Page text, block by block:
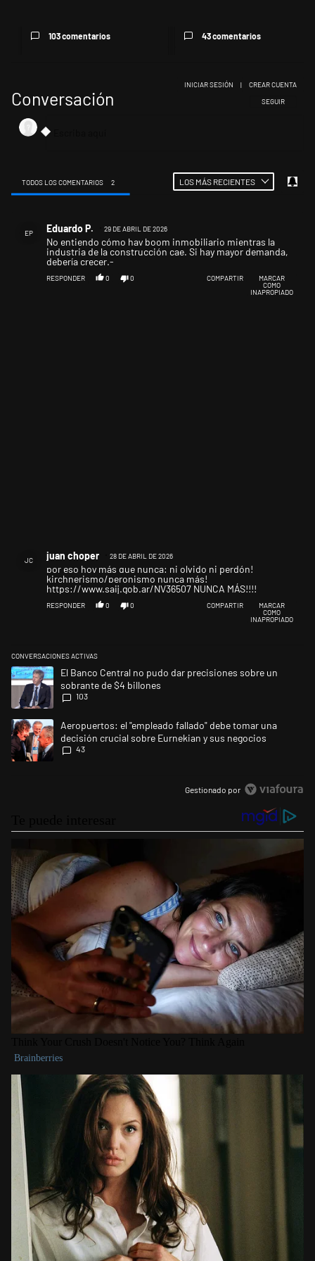
103 comentarios 43 comentarios
Conversación SIGA ESTA
SEGUIR
INICIAR SESIÓN | CREAR CUENTA
TODOS LOS COMENTARIOS 2 LOS MÁS RECIENTES
EP Eduardo P. 29 DE ABRIL DE 2026
No entiendo cómo hay boom inmobiliario mientras la
industria de la construcción cae. Si hay mayor demanda,
debería crecer.-
RESPONDER 0 0 COMPARTIR
MARCAR
COMO
INAPROPIADO
JC juan choper 28 DE ABRIL DE 2026
por eso hoy más que nunca: ni olvido ni perdón!
kirchnerismo/peronismo nunca más!
https://www.saij.gob.ar/NV36507 NUNCA MÁS!!!!
RESPONDER 0 0 COMPARTIR
MARCAR
COMO
INAPROPIADO
CONVERSACIONES ACTIVAS
Este listado muestra los artículos con más comentarios en los últimos
Un artículo de tendencia con el título "El Banco Central no pudo dar
El Banco Central no pudo dar precisiones sobre un
sobrante de $4 billones
103
Un artículo de tendencia con el título "Aeropuertos: el "empleado
Aeropuertos: el "empleado fallado" debe tomar una
decisión crucial sobre Eurnekian y sus negocios
43
Gestionado por